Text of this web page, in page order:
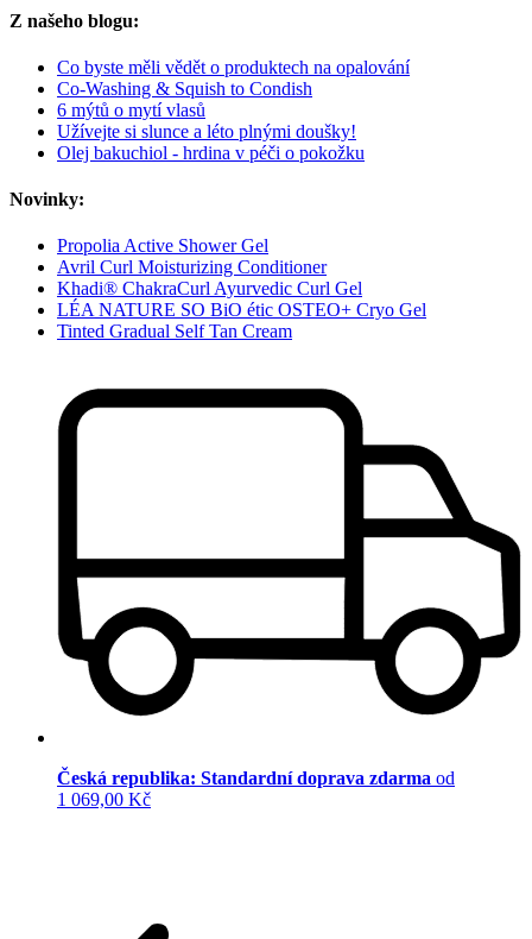
Z našeho blogu:
Co byste měli vědět o produktech na opalování
Co-Washing & Squish to Condish
6 mýtů o mytí vlasů
Užívejte si slunce a léto plnými doušky!
Olej bakuchiol - hrdina v péči o pokožku
Novinky:
Propolia Active Shower Gel
Avril Curl Moisturizing Conditioner
Khadi® ChakraCurl Ayurvedic Curl Gel
LÉA NATURE SO BiO étic OSTEO+ Cryo Gel
Tinted Gradual Self Tan Cream
Česká republika: Standardní doprava zdarma od
1 069,00 Kč